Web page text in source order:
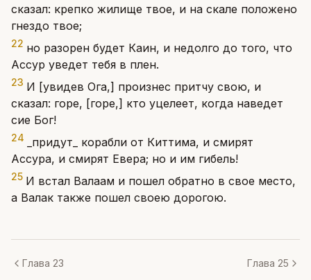
сказал: крепко жилище твое, и на скале положено
гнездо твое;
22 но разорен будет Каин, и недолго до того, что
Ассур уведет тебя в плен.
23 И [увидев Ога,] произнес притчу свою, и
сказал: горе, [горе,] кто уцелеет, когда наведет
сие Бог!
24
_придут_ корабли от Киттима, и смирят
Ассура, и смирят Евера; но и им гибель!
25 И встал Валаам и пошел обратно в свое место,
а Валак также пошел своею дорогою.
Глава 23 Глава 25